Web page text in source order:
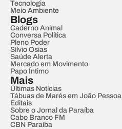
Tecnologia
Meio Ambiente
Blogs
Caderno Animal
Conversa Política
Pleno Poder
Sílvio Osias
Saúde Alerta
Mercado em Movimento
Papo Íntimo
Mais
Últimas Notícias
Tábuas de Marés em João Pessoa
Editais
Sobre o Jornal da Paraíba
Cabo Branco FM
CBN Paraíba